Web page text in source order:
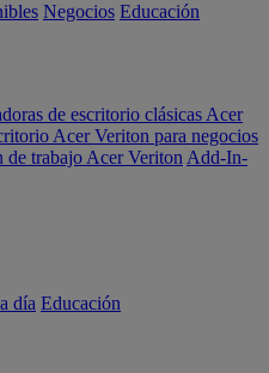
Negocios Educación
de escritorio clásicas Acer
Acer Veriton para negocios
de trabajo Acer Veriton Add-In-
día Educación